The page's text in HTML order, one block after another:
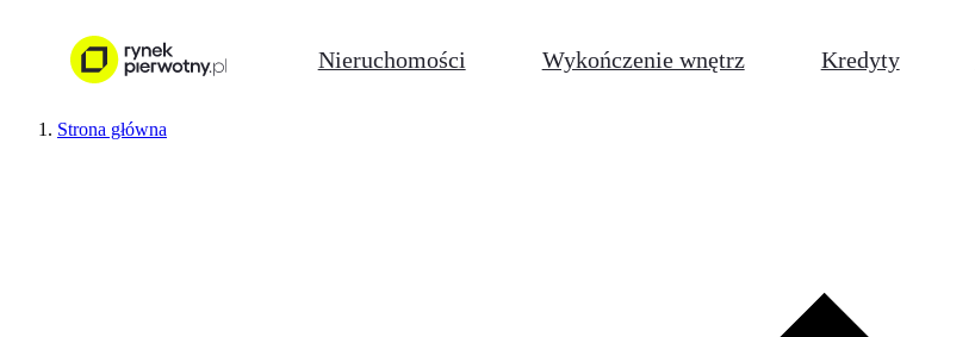
Nieruchomości Wykończenie wnętrz Kredyty
Strona główna